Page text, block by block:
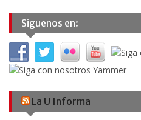
Siguenos en:
La U Informa